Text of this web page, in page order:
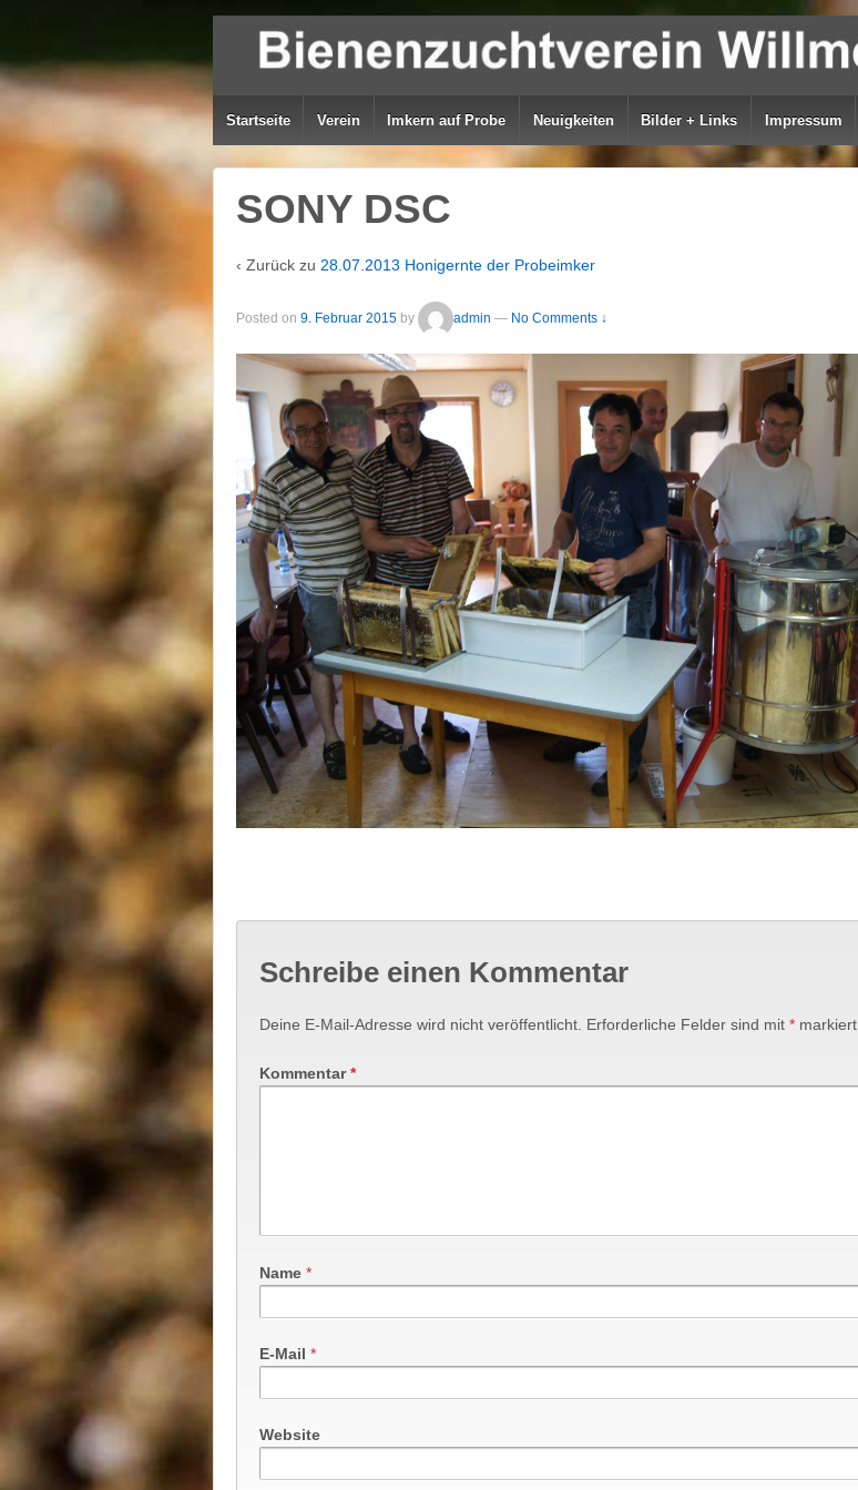
Startseite Verein Imkern auf Probe Neuigkeiten Bilder + Links Impressum
SONY DSC
‹ Zurück zu 28.07.2013 Honigernte der Probeimker
Posted on 9. Februar 2015 by admin — No Comments ↓
Schreibe einen Kommentar
Deine E-Mail-Adresse wird nicht veröffentlicht. Erforderliche Felder sind mit * markiert
Kommentar*
Name *
E-Mail *
Website